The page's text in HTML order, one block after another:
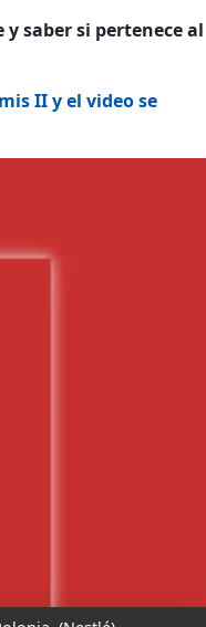
saber si pertenece al
II y el video se